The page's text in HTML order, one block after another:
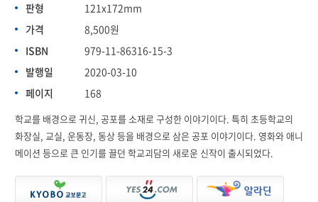
판형
121x172mm
가격
8,500원
ISBN
979-11-86316-15-3
발행일
2020-03-10
페이지
168
학교를 배경으로 귀신, 공포를 소재로 구성한 이야기이다. 특히 초등학교의
화장실, 교실, 운동장, 동상 등을 배경으로 삼은 공포 이야기이다. 영화와 애니
메이션 등으로 큰 인기를 끌던 학교괴담의 새로운 신작이 출시되었다.